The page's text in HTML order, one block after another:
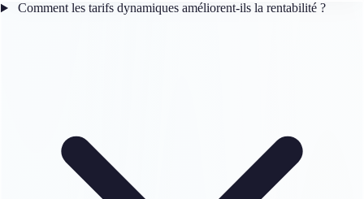
Comment les tarifs dynamiques améliorent-ils la rentabilité ?